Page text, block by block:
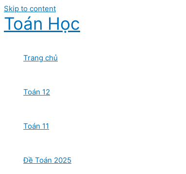
Skip to content
Toán Học
Trang chủ
Toán 12
Toán 11
Đề Toán 2025